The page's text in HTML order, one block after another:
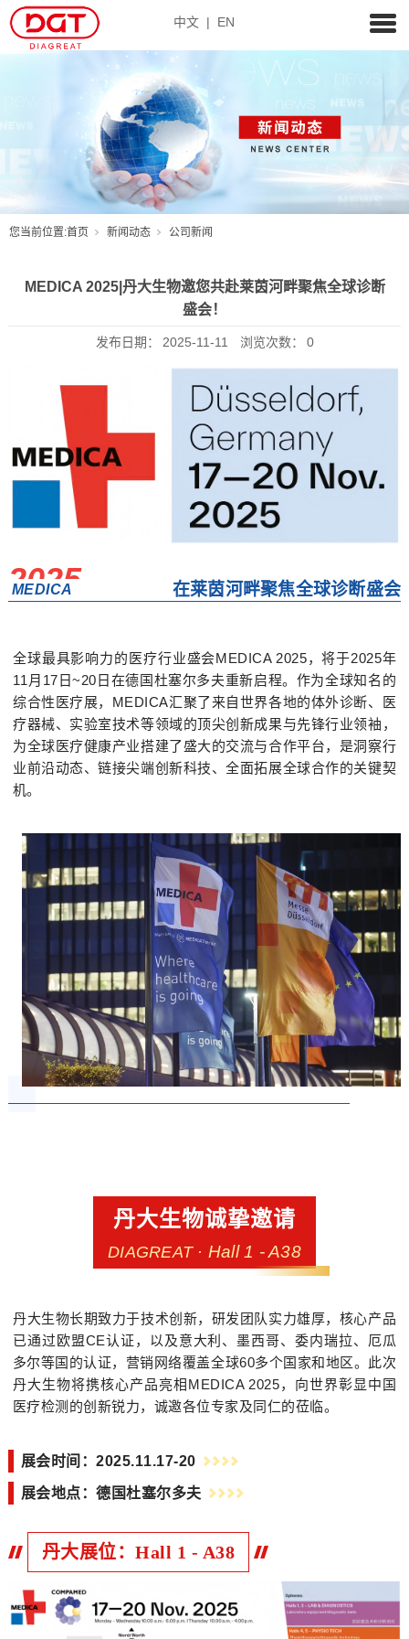
中文 | EN
您当前位置:首页 新闻动态 公司新闻
MEDICA 2025|丹大生物邀您共赴莱茵河畔聚焦全球诊断
盛会！
发布日期： 2025-11-11 浏览次数： 0
2025
MEDICA 在莱茵河畔聚焦全球诊断盛会
全球最具影响力的医疗行业盛会MEDICA 2025，将于2025年
11月17日~20日在德国杜塞尔多夫重新启程。作为全球知名的
综合性医疗展，MEDICA汇聚了来自世界各地的体外诊断、医
疗器械、实验室技术等领域的顶尖创新成果与先锋行业领袖，
为全球医疗健康产业搭建了盛大的交流与合作平台，是洞察行
业前沿动态、链接尖端创新科技、全面拓展全球合作的关键契
机。
丹大生物诚挚邀请
DIAGREAT · Hall 1 - A38
丹大生物长期致力于技术创新，研发团队实力雄厚，核心产品
已通过欧盟CE认证，以及意大利、墨西哥、委内瑞拉、厄瓜
多尔等国的认证，营销网络覆盖全球60多个国家和地区。此次
丹大生物将携核心产品亮相 MEDICA 2025， 向世界彰显中国
医疗检测的创新锐力，诚邀各位专家及同仁的莅临。
展会时间：2025.11.17-20
展会地点：德国杜塞尔多夫
丹大展位：Hall 1 - A38